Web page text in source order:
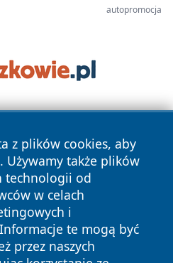
autopromocja
z plików cookies, aby
Używamy także plików
technologii od
w celach
i
te mogą być
przez naszych
Wszystkie prawa